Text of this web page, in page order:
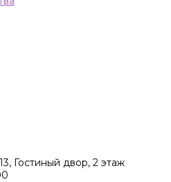
Гостиный двор, 2 этаж